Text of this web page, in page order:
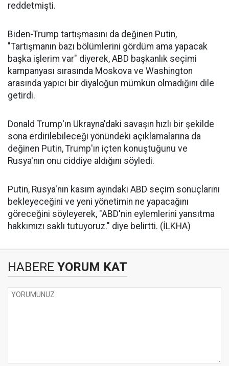
reddetmişti.
Biden-Trump tartışmasını da değinen Putin,
"Tartışmanın bazı bölümlerini gördüm ama yapacak
başka işlerim var" diyerek, ABD başkanlık seçimi
kampanyası sırasında Moskova ve Washington
arasında yapıcı bir diyaloğun mümkün olmadığını dile
getirdi.
Donald Trump'ın Ukrayna'daki savaşın hızlı bir şekilde
sona erdirilebileceği yönündeki açıklamalarına da
değinen Putin, Trump'ın içten konuştuğunu ve
Rusya'nın onu ciddiye aldığını söyledi.
Putin, Rusya'nın kasım ayındaki ABD seçim sonuçlarını
bekleyeceğini ve yeni yönetimin ne yapacağını
göreceğini söyleyerek, "ABD'nin eylemlerini yansıtma
hakkımızı saklı tutuyoruz." diye belirtti. (İLKHA)
HABERE YORUM KAT